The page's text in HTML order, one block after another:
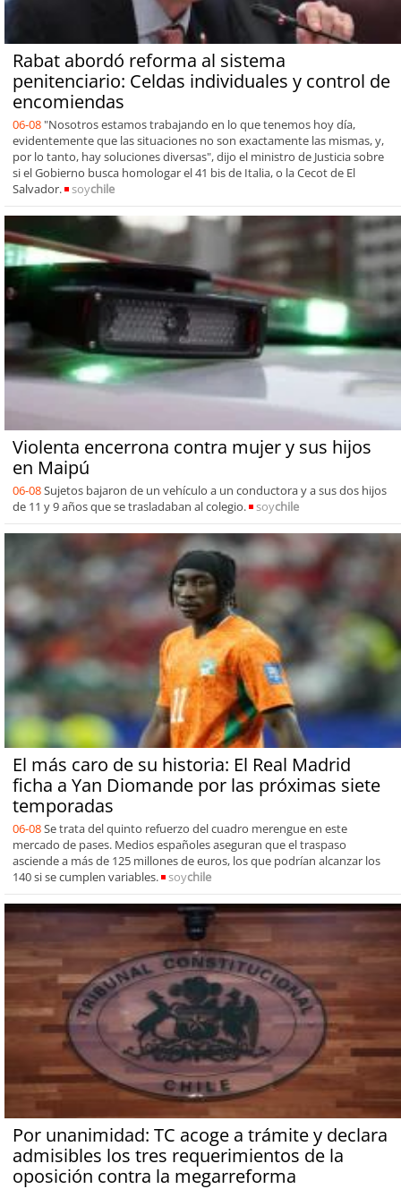
Rabat abordó reforma al sistema
penitenciario: Celdas individuales y control de
encomiendas
06-08 "Nosotros estamos trabajando en lo que tenemos hoy día,
evidentemente que las situaciones no son exactamente las mismas, y,
por lo tanto, hay soluciones diversas", dijo el ministro de Justicia sobre
si el Gobierno busca homologar el 41 bis de Italia, o la Cecot de El
Salvador.
soychile
Violenta encerrona contra mujer y sus hijos
en Maipú
06-08Sujetos bajaron de un vehículo a un conductora y a sus dos hijos
de 11 y 9 años que se trasladaban al colegio.
soychile
El más caro de su historia: El Real Madrid
ficha a Yan Diomande por las próximas siete
temporadas
06-08Se trata del quinto refuerzo del cuadro merengue en este
mercado de pases. Medios españoles aseguran que el traspaso
asciende a más de 125 millones de euros, los que podrían alcanzar los
140 si se cumplen variables.
soychile
Por unanimidad: TC acoge a trámite y declara
admisibles los tres requerimientos de la
oposición contra la megarreforma